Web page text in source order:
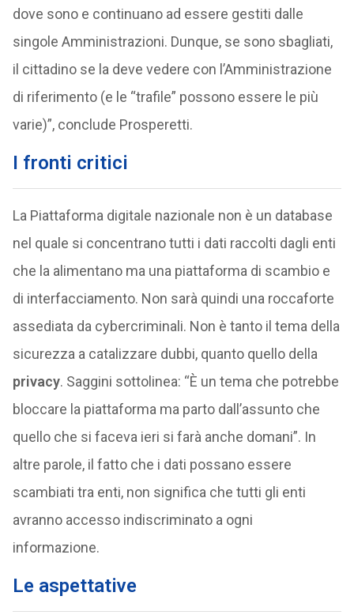
dove sono e continuano ad essere gestiti dalle
singole Amministrazioni. Dunque, se sono sbagliati,
il cittadino se la deve vedere con l’Amministrazione
di riferimento (e le “trafile” possono essere le più
varie)”, conclude Prosperetti.
I fronti critici
La Piattaforma digitale nazionale non è un database
nel quale si concentrano tutti i dati raccolti dagli enti
che la alimentano ma una piattaforma di scambio e
di interfacciamento. Non sarà quindi una roccaforte
assediata da cybercriminali. Non è tanto il tema della
sicurezza a catalizzare dubbi, quanto quello della
privacy. Saggini sottolinea: “È un tema che potrebbe
bloccare la piattaforma ma parto dall’assunto che
quello che si faceva ieri si farà anche domani”. In
altre parole, il fatto che i dati possano essere
scambiati tra enti, non significa che tutti gli enti
avranno accesso indiscriminato a ogni
informazione.
Le aspettative